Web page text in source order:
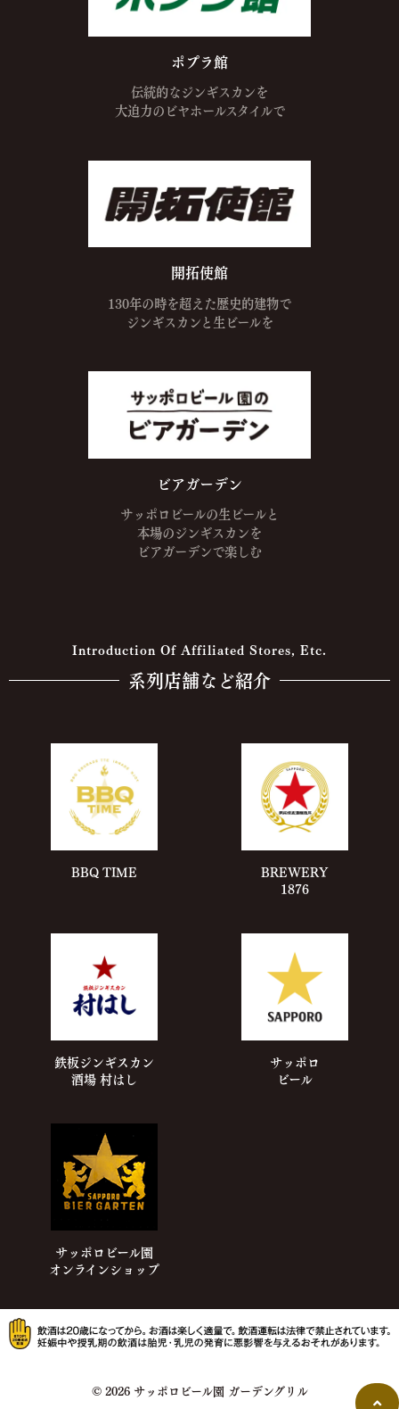
ポプラ館
伝統的なジンギスカンを
大迫力のビヤホールスタイルで
開拓使館
130年の時を超えた歴史的建物で
ジンギスカンと生ビールを
ビアガーデン
サッポロビールの生ビールと
本場のジンギスカンを
ビアガーデンで楽しむ
Introduction Of Affiliated Stores, Etc.
系列店舗など紹介
BBQ TIME
BREWERY
1876
鉄板ジンギスカン
酒場村はし
サッポロ
ビール
サッポロビール園
オンラインショップ
© 2026 サッポロビール園 ガーデングリル